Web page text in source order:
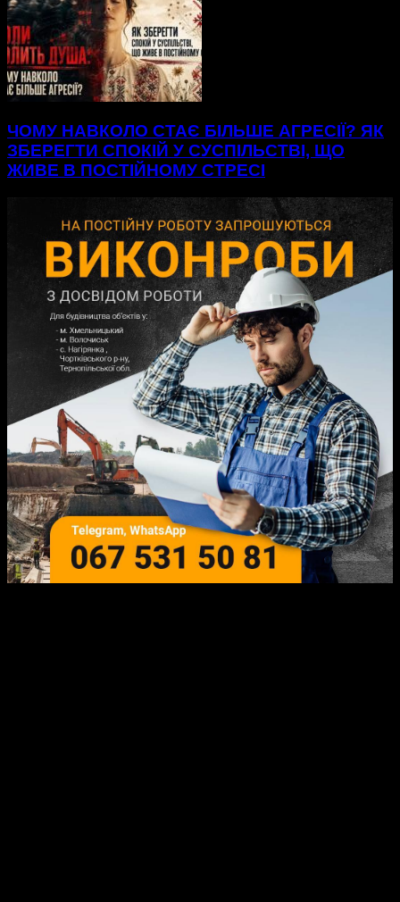
ЧОМУ НАВКОЛО СТАЄ БІЛЬШЕ АГРЕСІЇ? ЯК
ЗБЕРЕГТИ СПОКІЙ У СУСПІЛЬСТВІ, ЩО
ЖИВЕ В ПОСТІЙНОМУ СТРЕСІ